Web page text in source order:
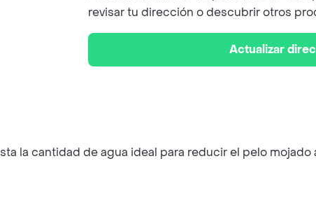
revisar tu dirección o descubrir otros
Actualizar
la cantidad de agua ideal para reducir el pelo mojado